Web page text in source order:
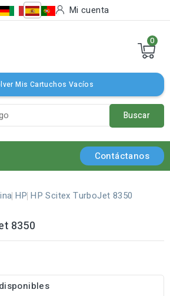
Mi cuenta
0
Mis Cartuchos Vacíos
Buscar
Contáctanos
HP HP Scitex TurboJet 8350
8350